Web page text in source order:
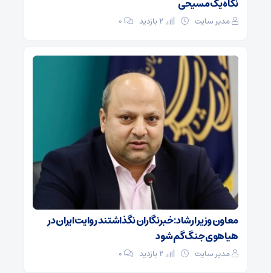
نگاه یک مسیحی
مدیر سایت ۰
معاون وزیر ارشاد: خبرنگاران نگذاشتند روایت ایران در
هیاهوی جنگ گم شود
مدیر سایت ۰